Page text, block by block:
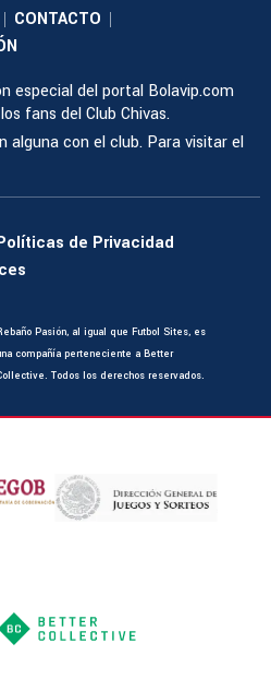
| CONTACTO |
especial del portal Bolavip.com
fans del Club Chivas.
alguna con el club. Para visitar el
de Privacidad
Pasión, al igual que Futbol Sites, es
compañía perteneciente a Better
Todos los derechos reservados.